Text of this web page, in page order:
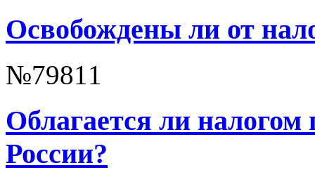
Освобождены ли от
№79811
Облагается ли налогом
России?